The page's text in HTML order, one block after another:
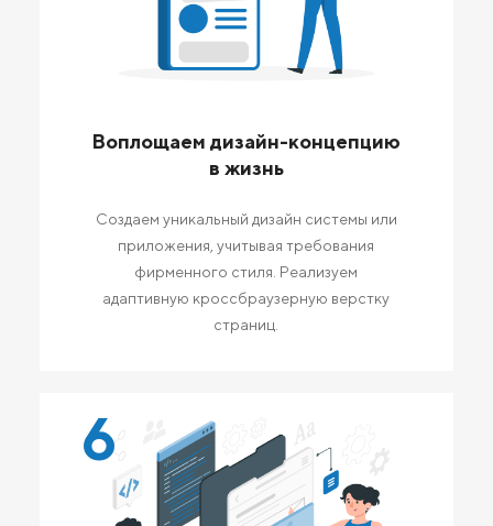
Воплощаем дизайн-концепцию
в жизнь
Создаем уникальный дизайн системы или
приложения, учитывая требования
фирменного стиля. Реализуем
адаптивную кроссбраузерную верстку
страниц.
6